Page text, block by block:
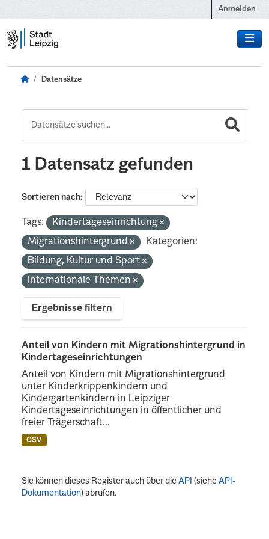
Anmelden
Datensätze
1 Datensatz gefunden
Sortieren nach
Tags:
Kindertageseinrichtung
Migrationshintergrund
Kategorien:
Bildung, Kultur und Sport
Internationale Themen
Ergebnisse filtern
Anteil von Kindern mit Migrationshintergrund in
Kindertageseinrichtungen
Anteil von Kindern mit Migrationshintergrund
unter Kinderkrippenkindern und
Kindergartenkindern in Leipziger
Kindertageseinrichtungen in öffentlicher und
freier Trägerschaft...
CSV
Sie können dieses Register auch über dieAPI (sieheAPI-
Dokumentation) abrufen.